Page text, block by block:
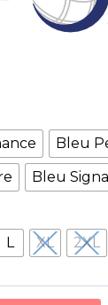
Bleu
Bleu
L XL 2XL